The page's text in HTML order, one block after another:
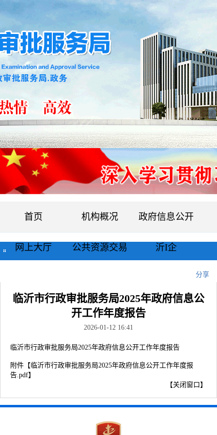
首页 机构概况 政府信息公开
网上大厅 公共资源交易 沂I企
分享
临沂市行政审批服务局2025年政府信息公
开工作年度报告
2026-01-12 16:41
临沂市行政审批服务局2025年政府信息公开工作年度报告
附件【 临沂市行政审批服务局2025年政府信息公开工作年度报
告.pdf】
【关闭窗口 】